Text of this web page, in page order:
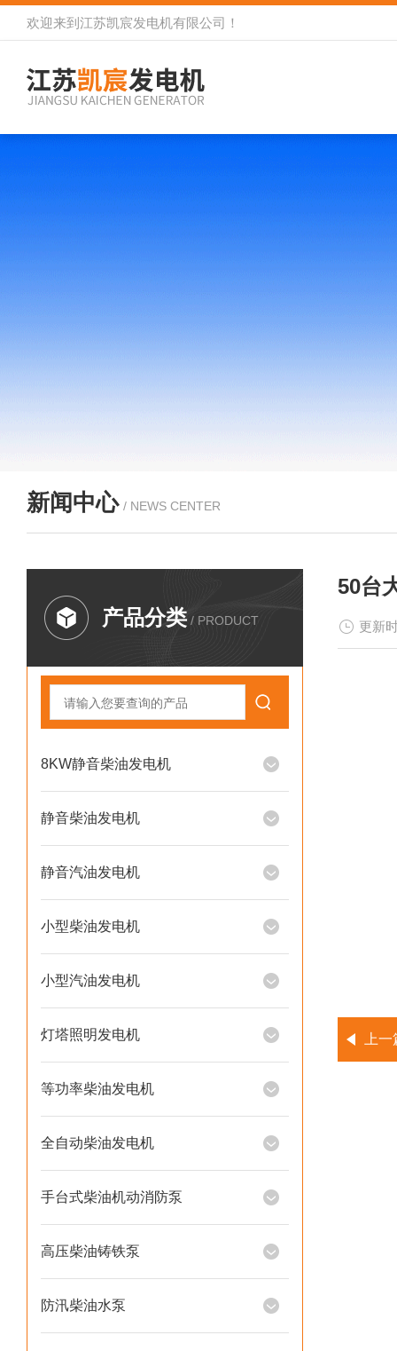
欢迎来到 江苏凯宸发电机有限公司 ！
新闻中心 / NEWS CENTER
产品分类 / PRODUCT
8KW静音柴油发电机
静音柴油发电机
静音汽油发电机
小型柴油发电机
小型汽油发电机
灯塔照明发电机
等功率柴油发电机
全自动柴油发电机
手台式柴油机动消防泵
高压柴油铸铁泵
防汛柴油水泵
50台
更新
上